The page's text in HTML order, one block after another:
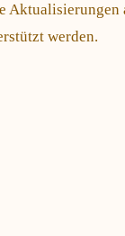
Aktualisierungen
werden.